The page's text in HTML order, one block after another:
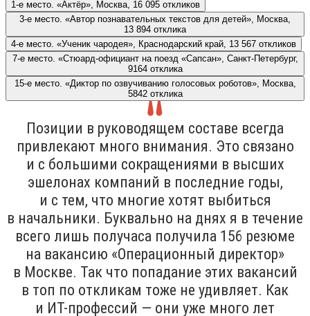
1-е место. «Актёр», Москва, 16 095 откликов
3-е место. «Автор познавательных текстов для детей», Москва,
13 894 отклика
4-е место. «Ученик чародея», Краснодарский край, 13 567 откликов
7-е место. «Стюард-официант на поезд «Сапсан», Санкт-Петербург,
9164 отклика
15-е место. «Диктор по озвучиванию голосовых роботов», Москва,
5842 отклика
Позиции в руководящем составе всегда
привлекают много внимания. Это связано
и с большими сокращениями в высших
эшелонах компаний в последние годы,
и с тем, что многие хотят выбиться
в начальники. Буквально на днях я в течение
всего лишь получаса получила 156 резюме
на вакансию «Операционный директор»
в Москве. Так что попадание этих вакансий
в топ по откликам тоже не удивляет. Как
и ИТ-профессий — они уже много лет